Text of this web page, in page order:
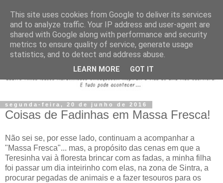
segunda-feira, 20 de junho de 2016
Coisas de Fadinhas em Massa Fresca!
Não sei se, por esse lado, continuam a acompanhar a
"Massa Fresca"... mas, a propósito das cenas em que a
Teresinha vai à floresta brincar com as fadas, a minha filha
foi passar um dia inteirinho com elas, na zona de Sintra, a
procurar pegadas de animais e a fazer tesouros para os
This site uses cookies from Google to deliver its services
and to analyze traffic. Your IP address and user-agent are
shared with Google along with performance and security
metrics to ensure quality of service, generate usage
statistics, and to detect and address abuse.
LEARN MORE GOT IT